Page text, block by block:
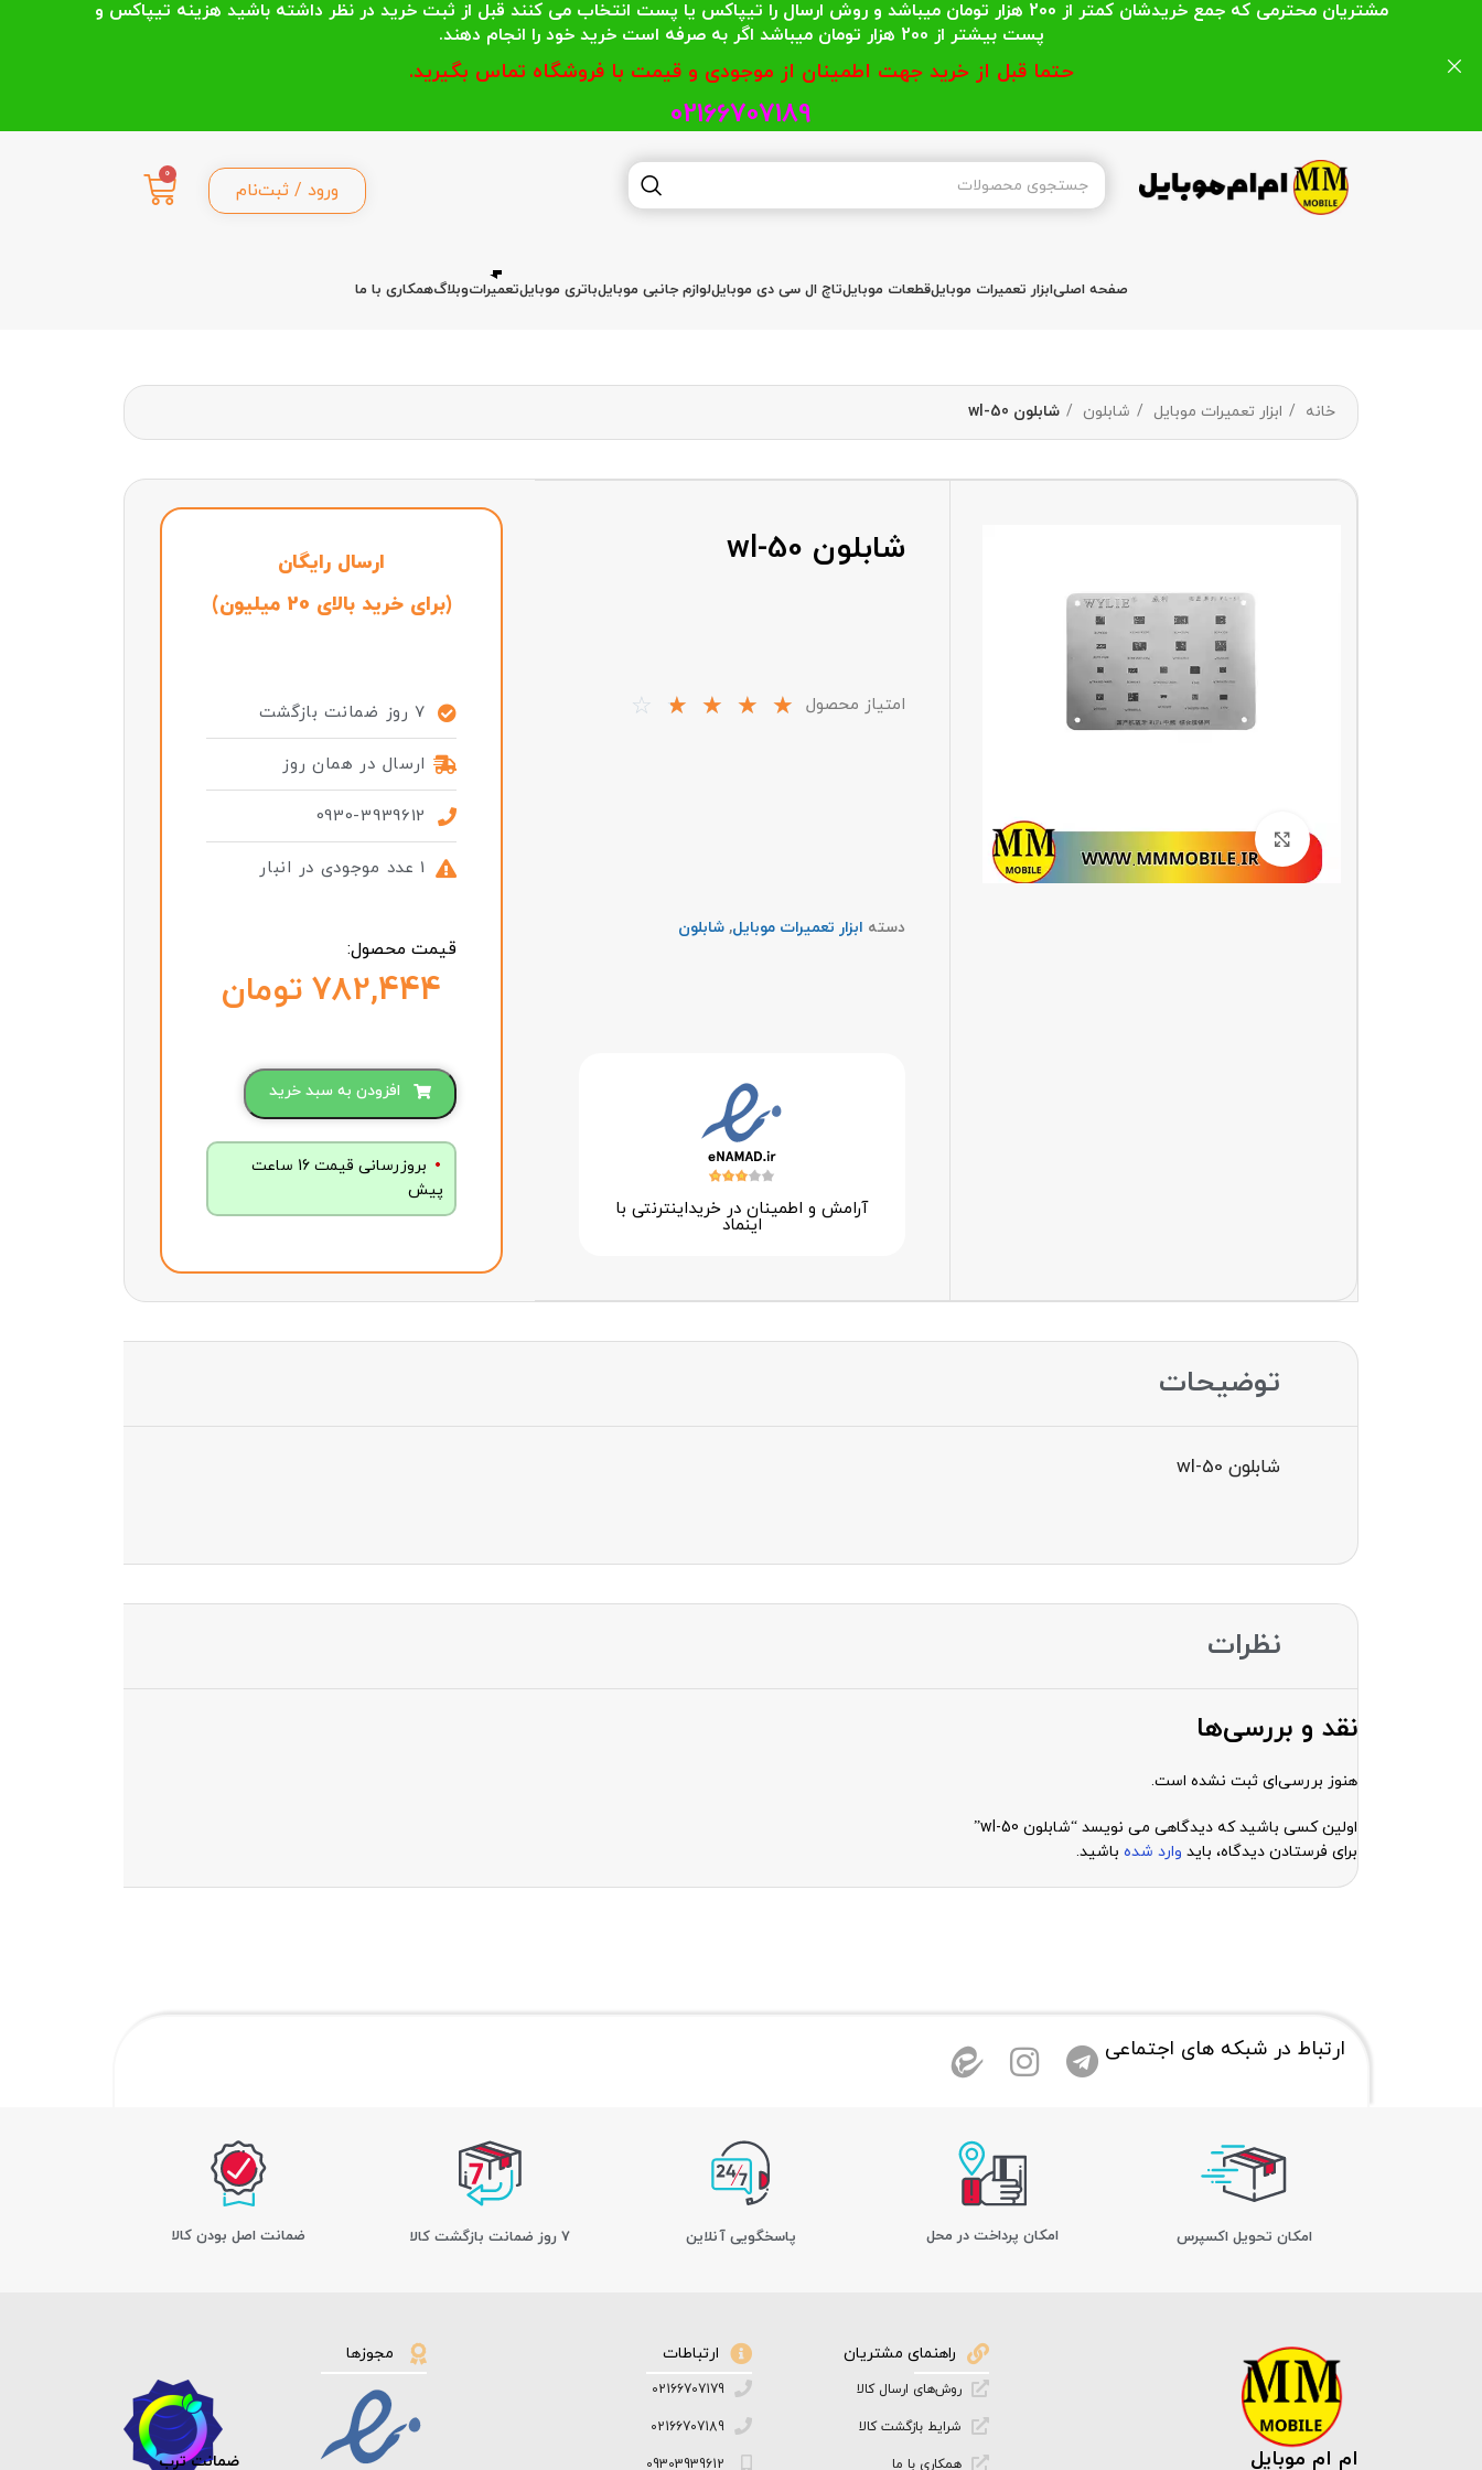
ورود / ثبت‌نام
0
صفحه اصلیابزار تعمیرات موبایلقطعات موبایلتاچ ال سی دی موبایللوازم جانبی موبایلباتری موبایلتعمیراتوبلاگهمکاری با ما
خانه ابزار تعمیرات موبایل شابلون شابلون wl-50
شابلون wl-50
امتیاز محصول ☆
☆
☆
☆
☆
دسته ابزار تعمیرات موبایل,شابلون
آرامش و اطمینان در خرید‌اینترنتی با
اینماد
ارسال رایگان
(برای خرید بالای 20 میلیون)
7 روز ضمانت بازگشت
ارسال در همان روز
0930-3939612
1 عدد موجودی در انبار
قیمت محصول:
تومان
افزودن به سبد خرید
بروزرسانی قیمت 16 ساعت
پیش
توضیحات
شابلون wl-50
نظرات
نقد و بررسی‌ها
هنوز بررسی‌ای ثبت نشده است.
اولین کسی باشید که دیدگاهی می نویسد “شابلون wl-50”
برای فرستادن دیدگاه، باید وارد شده باشید.
ارتباط در شبکه های اجتماعی
اﻣﮑﺎن ﺗﺤﻮﯾﻞ اﮐﺴﭙﺮس امکان پرداخت در محل پاسخگویی آنلاین 7 روز ضمانت بازگشت کالا ﺿﻤﺎﻧﺖ اﺻﻞ ﺑﻮدن ﮐﺎﻟﺎ
ام ام موبایل
راهنمای مشتریان
روش‌های ارسال کالا
شرایط بازگشت کالا
همکاری با ما
ارتباطات
02166707179
02166707189
09303939612
مجوزها
ضمانت ترب
مشتریان محترمی که جمع خریدشان کمتر از 200 هزار تومان میباشد و روش ارسال را تیپاکس یا پست انتخاب می کنند قبل از ثبت خرید در نظر داشته باشید هزینه تیپاکس و
پست بیشتر از 200 هزار تومان میباشد اگر به صرفه است خرید خود را انجام دهند.
حتما قبل از خرید جهت اطمینان از موجودی و قیمت با فروشگاه تماس بگیرید.
02166707189